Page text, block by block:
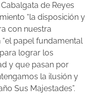
de Reyes
“la disposición y
con nuestra
papel fundamental
lograr los
y que pasan por
la ilusión y
Sus Majestades”.